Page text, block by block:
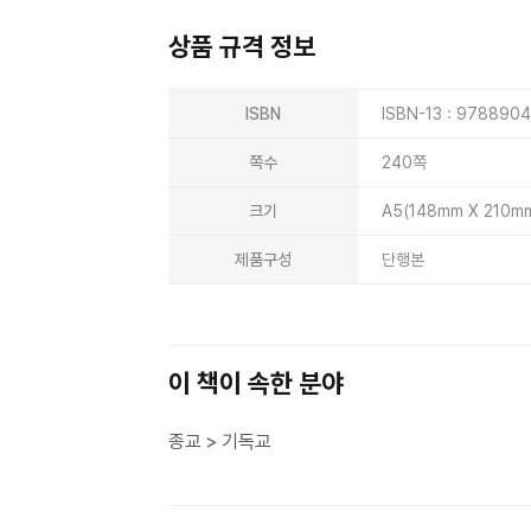
상품 규격 정보
ISBN ISBN-13 :
쪽수 240쪽
크기 A5(148mm X
제품구성 단행본
이 책이 속한 분야
종교 > 기독교